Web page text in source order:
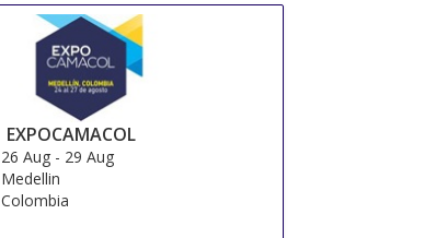
EXPOCAMACOL
26 Aug - 29 Aug
Medellin
Colombia